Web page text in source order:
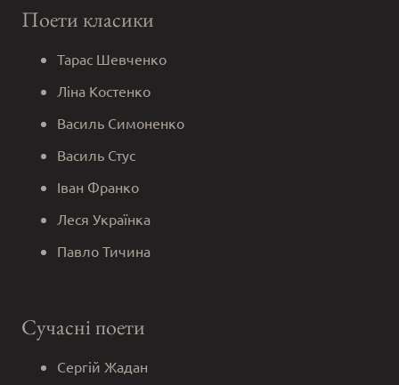
Поети класики
Тарас Шевченко
Ліна Костенко
Василь Симоненко
Василь Стус
Іван Франко
Леся Українка
Павло Тичина
Сучасні поети
Сергій Жадан